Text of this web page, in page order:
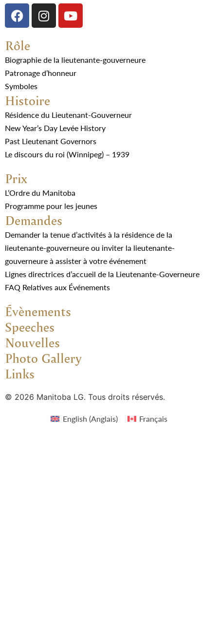
Rôle
Biographie de la lieutenante-gouverneure
Patronage d’honneur
Symboles
Histoire
Résidence du Lieutenant-Gouverneur
New Year’s Day Levée History
Past Lieutenant Governors
Le discours du roi (Winnipeg) – 1939
Prix
L’Ordre du Manitoba
Programme pour les jeunes
Demandes
Demander la tenue d’activités à la résidence de la
lieutenante-gouverneure ou inviter la lieutenante-
gouverneure à assister à votre événement
Lignes directrices d’accueil de la Lieutenante-Governeure
FAQ Relatives aux Événements
Évènements
Speeches
Nouvelles
Photo Gallery
Links
© 2026 Manitoba LG. Tous droits réservés.
English (Anglais) Français